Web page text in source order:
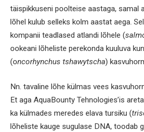
täispikkuseni poolteise aastaga, samal
lõhel kulub selleks kolm aastat aega.
kompanii teadlased atlandi lõhele (
ookeani lõheliste perekonda kuuluva
(oncorhynchus tshawytscha)
Nn. tavaline lõhe külmas vees
Et aga AquaBounty Tehnologies’is
ka külmades meredes elava tursiku (
lõheliste kauge sugulase DNA, toodab